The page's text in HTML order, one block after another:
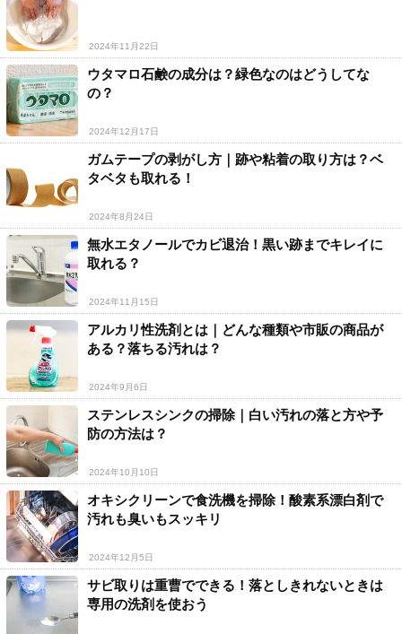
2024年11月22日
ウタマロ石鹸の成分は？緑色なのはどうしてな
の？
2024年12月17日
ガムテープの剥がし方｜跡や粘着の取り方は？ベ
タベタも取れる！
2024年8月24日
無水エタノールでカビ退治！黒い跡までキレイに
取れる？
2024年11月15日
アルカリ性洗剤とは｜どんな種類や市販の商品が
ある？落ちる汚れは？
2024年9月6日
ステンレスシンクの掃除｜白い汚れの落と方や予
防の方法は？
2024年10月10日
オキシクリーンで食洗機を掃除！酸素系漂白剤で
汚れも臭いもスッキリ
2024年12月5日
サビ取りは重曹でできる！落としきれないときは
専用の洗剤を使おう